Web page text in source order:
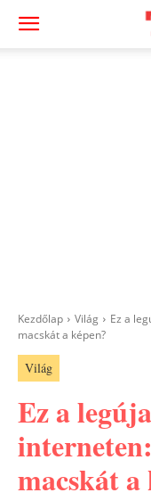
Kezdőlap Világ
Ez a
macskát a képen?
Világ
Ez a
macskát a